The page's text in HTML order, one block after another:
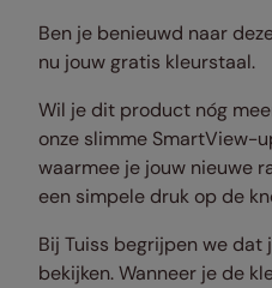
Ben je benieuwd naar
nu jouw gratis kleurstaal.
Wil je dit product nóg
onze slimme SmartView-
waarmee je jouw nieuwe
een simpele druk op de
Bij Tuiss begrijpen we
bekijken. Wanneer je de